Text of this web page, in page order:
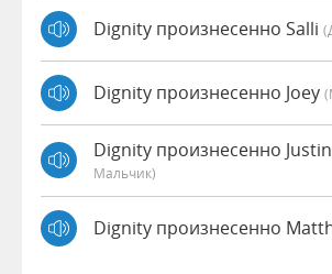
Dignity произнесенно Salli
Dignity произнесенно Joey
Dignity произнесенно Justin
Мальчик)
Dignity произнесенно